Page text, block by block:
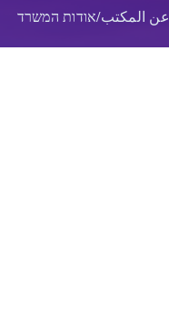
عن المكتب/אודות המשרד